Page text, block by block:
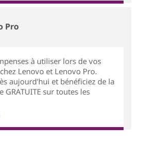
Pro
à utiliser lors de vos
Lenovo et Lenovo Pro.
aujourd'hui et bénéficiez de la
GRATUITE sur toutes les